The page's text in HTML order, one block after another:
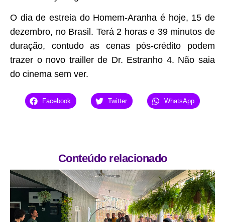
O dia de estreia do Homem-Aranha é hoje, 15 de
dezembro, no Brasil. Terá 2 horas e 39 minutos de
duração, contudo as cenas pós-crédito podem
trazer o novo trailler de Dr. Estranho 4. Não saia
do cinema sem ver.
Facebook Twitter WhatsApp
Conteúdo relacionado